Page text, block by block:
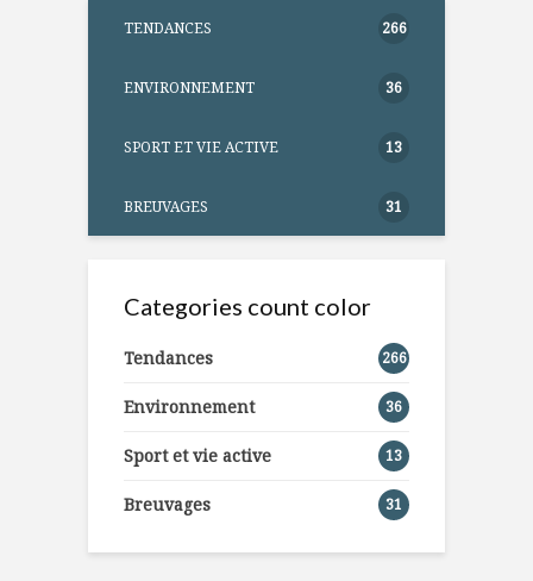
TENDANCES 266
ENVIRONNEMENT 36
SPORT ET VIE ACTIVE 13
BREUVAGES 31
Categories count color
Tendances 266
Environnement 36
Sport et vie active 13
Breuvages 31